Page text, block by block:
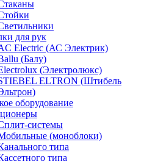
для рук
Electric (АС Электрик)
(Балу)
(Электролюкс)
ELTRON (Штибель
оборудование
системы
(моноблоки)
типа
типа